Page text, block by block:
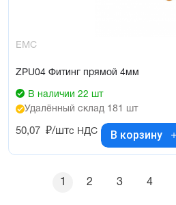
EMC
ZPU04 Фитинг прямой 4мм
В наличии 22 шт
Удалённый склад 181 шт
50,07 ₽/штс НДС В корзину
1 2 3 4